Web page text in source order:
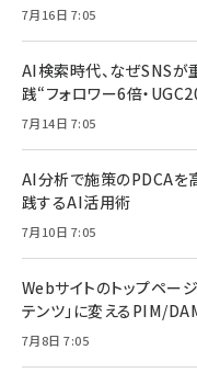
7月16日 7:05
AI検索時代、なぜSNSが
践“フォロワー6倍・
7月14日 7:05
AI分析で施策のPDCA
践するAI活用術
7月10日 7:05
Webサイトのトップペー
テンツ」に変えるPIM/
7月8日 7:05